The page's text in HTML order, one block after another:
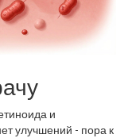
и
улучшений - пора к